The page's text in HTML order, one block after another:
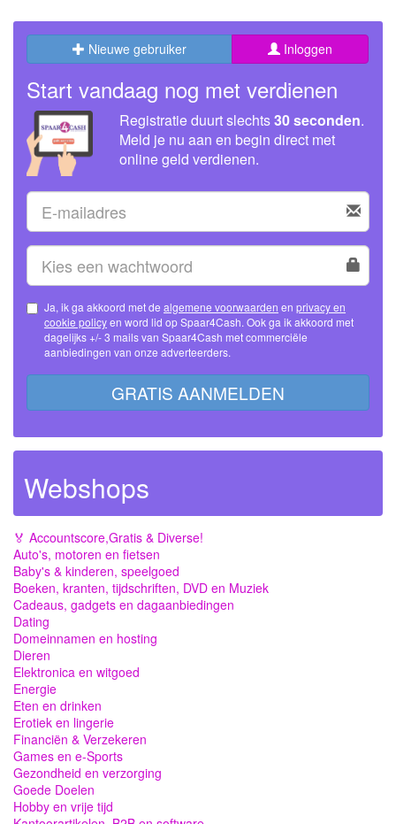
Nieuwe gebruiker Inloggen
Start vandaag nog met verdienen
Registratie duurt slechts30 seconden.
Meld je nu aan en begin direct met
online geld verdienen.
Ja, ik ga akkoord met de algemene voorwaarden en privacy en
cookie policy
dagelijks +/- 3 mails van Spaar4Cash met commerciële
aanbiedingen van onze adverteerders.
GRATIS AANMELDEN
Webshops
🏅 Accountscore,Gratis & Diverse!
Auto's, motoren en fietsen
Baby's & kinderen, speelgoed
Boeken, kranten, tijdschriften, DVD en Muziek
Cadeaus, gadgets en dagaanbiedingen
Dating
Domeinnamen en hosting
Dieren
Elektronica en witgoed
Energie
Eten en drinken
Erotiek en lingerie
Financiën & Verzekeren
Games en e-Sports
Gezondheid en verzorging
Goede Doelen
Hobby en vrije tijd